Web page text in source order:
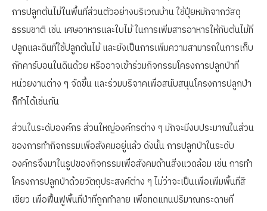
การปลูกต้นไม้ในพื้นที่ส่วนตัวอย่างบริเวณบ้าน ใช้ปุ๋ยหมักจากวัสดุ
ธรรมชาติ เช่น เศษอาหารและใบไม้ ในการเพิ่มสารอาหารให้กับต้นไม้ที่
ปลูกและดินที่ใช้ปลูกต้นไม้ และยังเป็นการเพิ่มความสามารถในการเก็บ
กักคาร์บอนในดินด้วย หรืออาจเข้าร่วมกิจกรรมโครงการปลูกป่าที่
หน่วยงานต่าง ๆ จัดขึ้น และร่วมบริจาคเพื่อสนับสนุนโครงการปลูกป่า
ก็ทำได้เช่นกัน
ส่วนในระดับองค์กร ส่วนใหญ่องค์กรต่าง ๆ มักจะมีงบประมาณในส่วน
ของการทำกิจกรรมเพื่อสังคมอยู่แล้ว ดังนั้น การปลูกป่าในระดับ
องค์กรจึงมาในรูปของกิจกรรมเพื่อสังคมด้านสิ่งแวดล้อม เช่น การทำ
โครงการปลูกป่าด้วยวัตถุประสงค์ต่าง ๆ ไม่ว่าจะเป็นเพื่อเพิ่มพื้นที่สี
เขียว เพื่อฟื้นฟูพื้นที่ป่าที่ถูกทำลาย เพื่อทดแทนปริมาณกระดาษที่